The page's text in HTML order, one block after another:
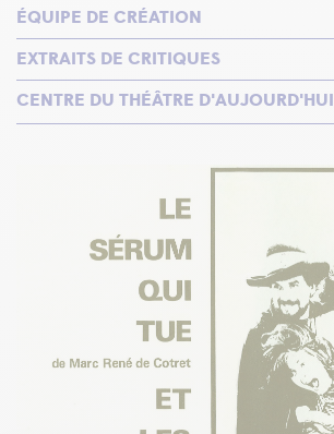
ÉQUIPE DE CRÉATION
EXTRAITS DE CRITIQUES
CENTRE DU THÉÂTRE D'AUJOURD'HUI